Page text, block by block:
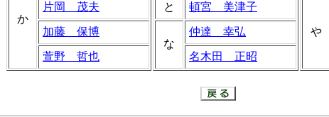
か
片岡 茂夫
加藤 保博
萱野 哲也
と 頓宮 美津子
な
仲達 幸弘
名木田 正昭
や